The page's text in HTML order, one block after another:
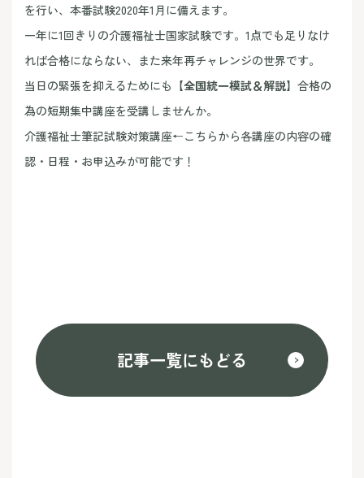
を行い、本番試験2020年1月に備えます。
一年に1回きりの介護福祉士国家試験です。1点でも足りなけ
れば合格にならない、また来年再チャレンジの世界です。
当日の緊張を抑えるためにも 【全国統一模試＆解説】 合格の
為の短期集中講座を受講しませんか。
介護福祉士筆記試験対策講座←こちらから各講座の内容の確
認・日程・お申込みが可能です！
記事一覧にもどる